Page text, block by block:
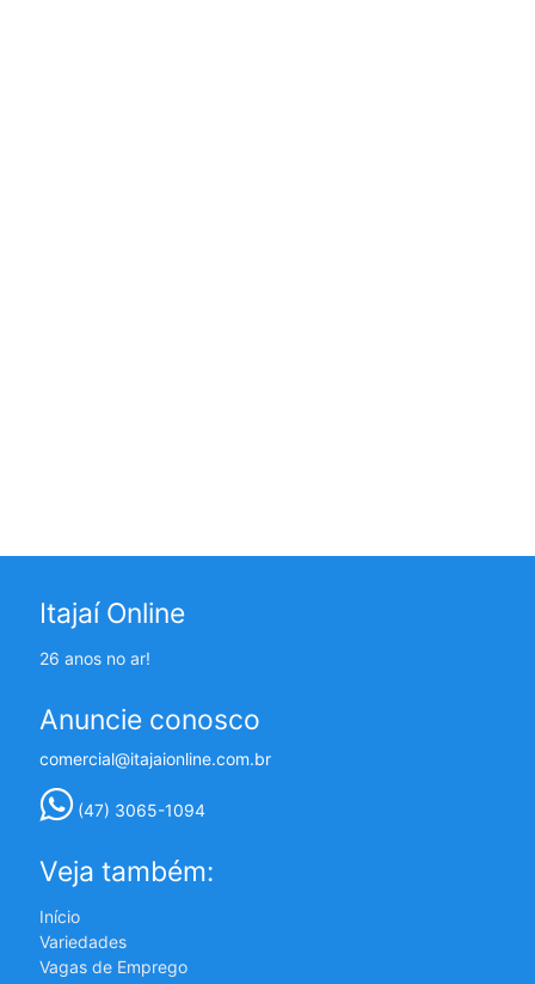
Itajaí Online
26 anos no ar!
Anuncie conosco
comercial@itajaionline.com.br
(47) 3065-1094
Veja também:
Início
Variedades
Vagas de Emprego